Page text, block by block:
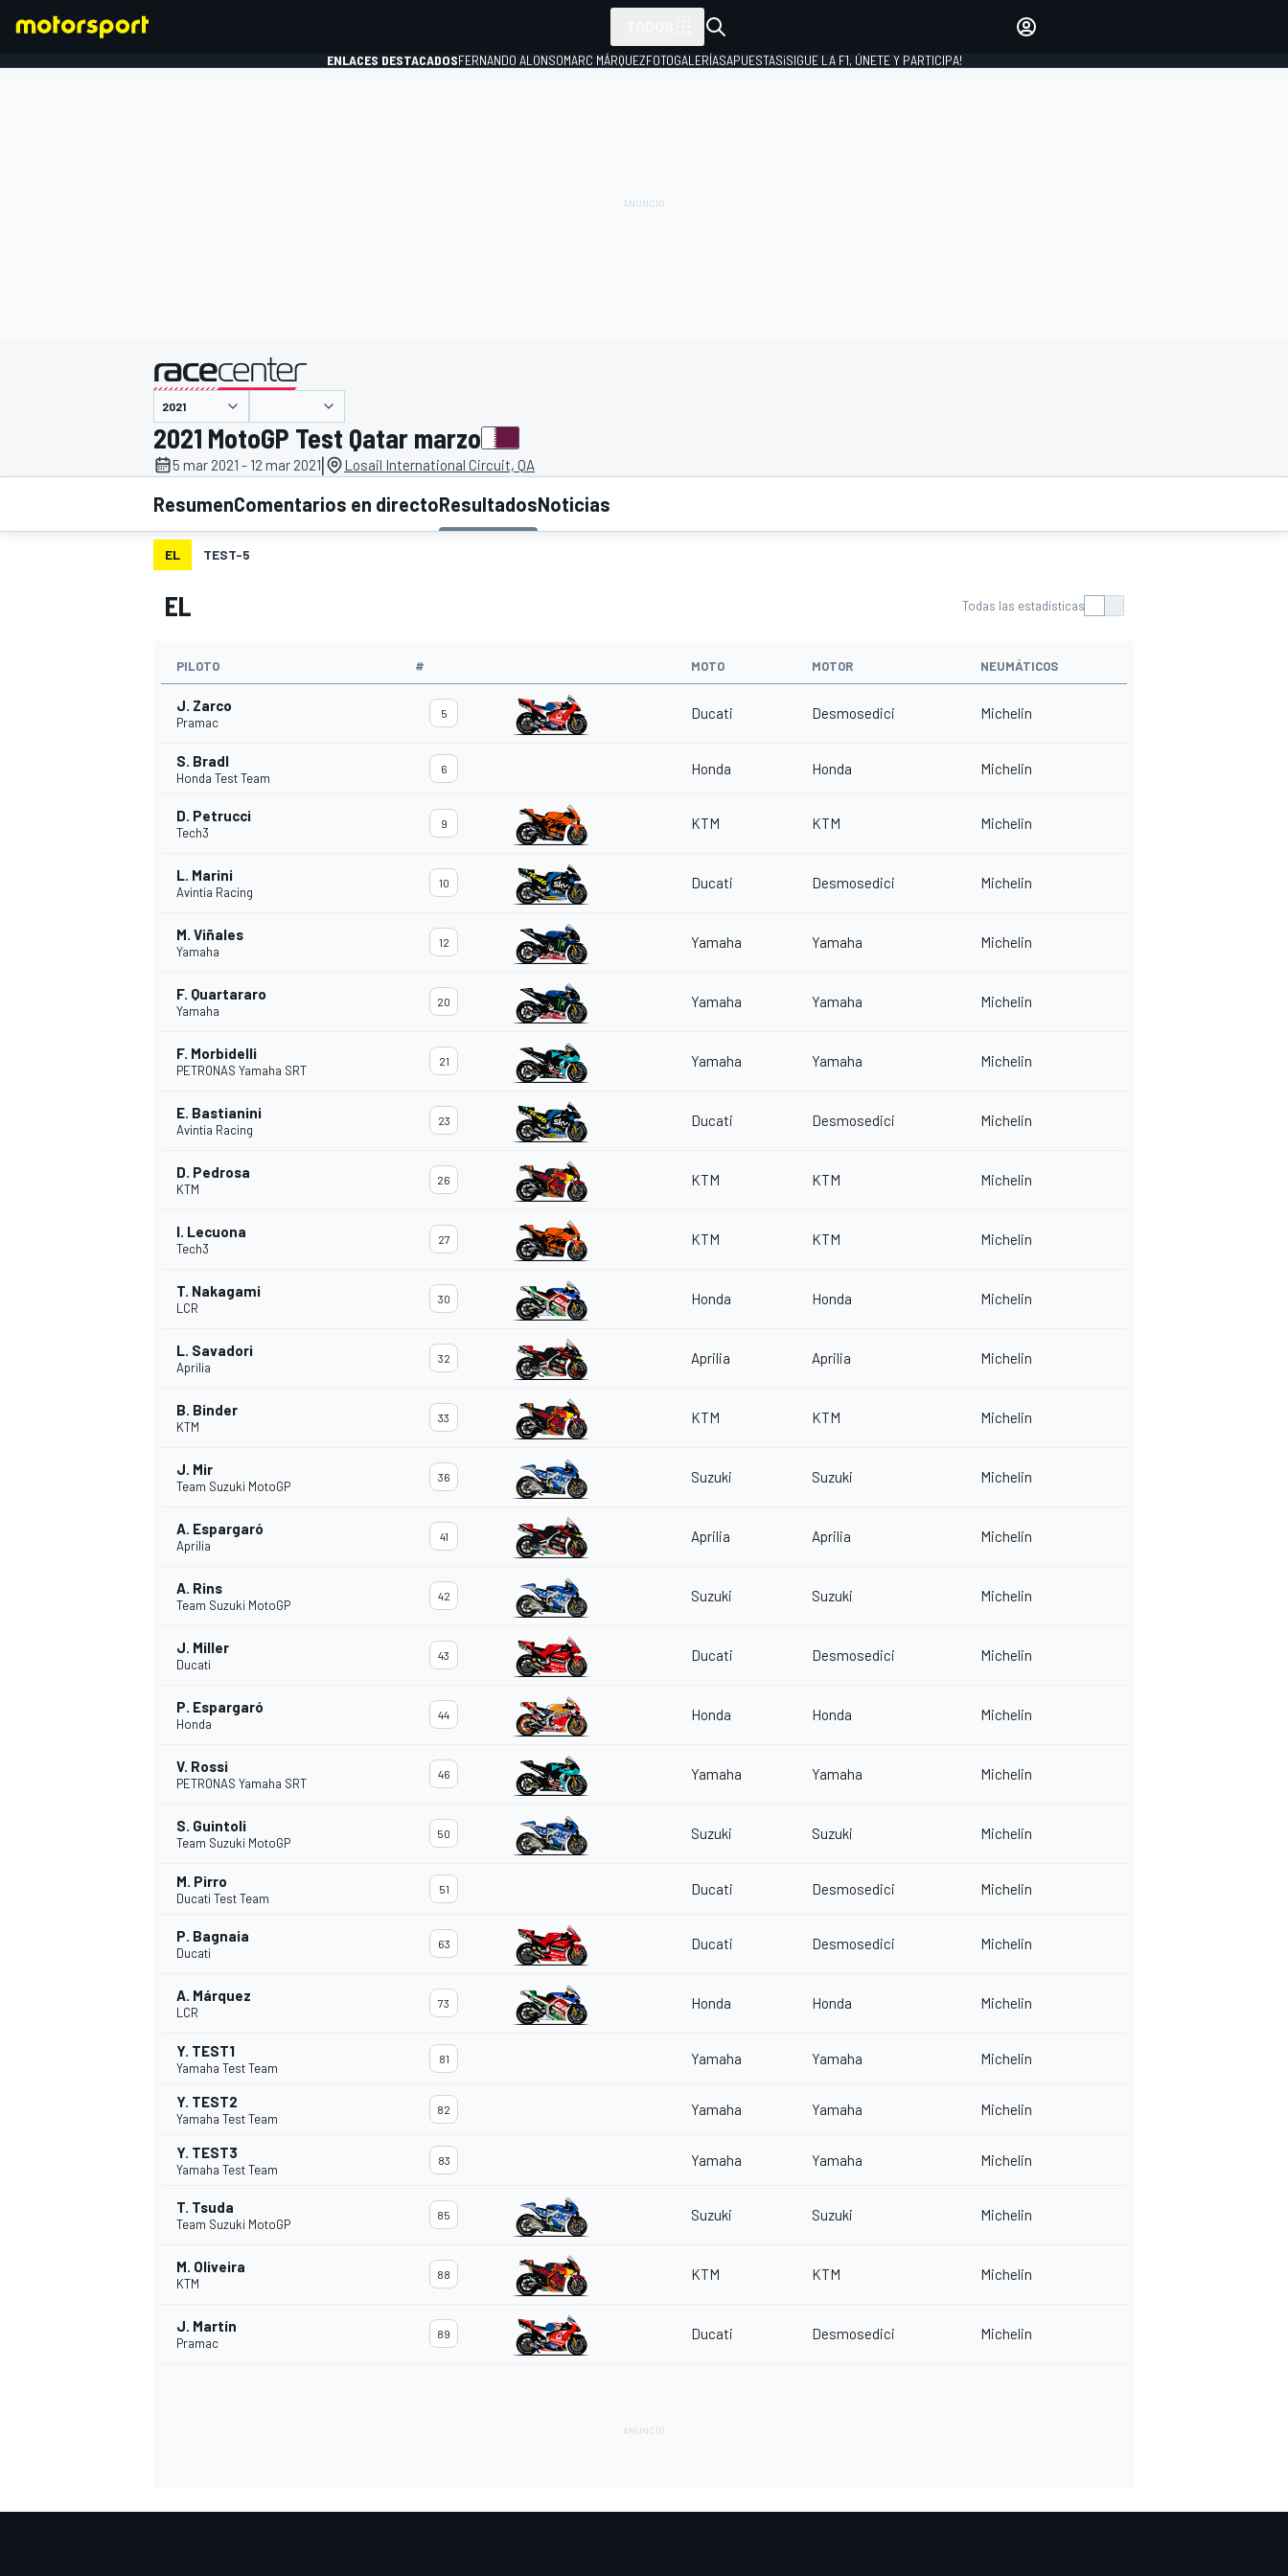
INDYCAR WRC
WEC
ENLACES DESTACADOSFERNANDO ALONSOMARC MÁRQUEZFOTOGALERÍASAPUESTAS¡SIGUE LA F1, ÚNETE Y PARTICIPA!
presentado por
2021 MotoGP Test Qatar marzo
5 mar 2021 - 12 mar 2021| Losail International Circuit, QA
ResumenComentarios en directoResultadosNoticias
EL TEST-5
EL Todas las estadísticas
PILOTO # MOTO MOTOR NEUMÁTICOS
J. Zarco
Pramac
5 Ducati Desmosedici Michelin
S. Bradl
Honda Test Team
6 Honda Honda Michelin
D. Petrucci
Tech3
9 KTM KTM Michelin
L. Marini
Avintia Racing
10 Ducati Desmosedici Michelin
M. Viñales
Yamaha
12 Yamaha Yamaha Michelin
F. Quartararo
Yamaha
20 Yamaha Yamaha Michelin
F. Morbidelli
PETRONAS Yamaha SRT
21 Yamaha Yamaha Michelin
E. Bastianini
Avintia Racing
23 Ducati Desmosedici Michelin
D. Pedrosa
KTM
26 KTM KTM Michelin
I. Lecuona
Tech3
27 KTM KTM Michelin
T. Nakagami
LCR
30 Honda Honda Michelin
L. Savadori
Aprilia
32 Aprilia Aprilia Michelin
B. Binder
KTM
33 KTM KTM Michelin
J. Mir
Team Suzuki MotoGP
36 Suzuki Suzuki Michelin
A. Espargaró
Aprilia
41 Aprilia Aprilia Michelin
A. Rins
Team Suzuki MotoGP
42 Suzuki Suzuki Michelin
J. Miller
Ducati
43 Ducati Desmosedici Michelin
P. Espargaró
Honda
44 Honda Honda Michelin
V. Rossi
PETRONAS Yamaha SRT
46 Yamaha Yamaha Michelin
S. Guintoli
Team Suzuki MotoGP
50 Suzuki Suzuki Michelin
M. Pirro
Ducati Test Team
51 Ducati Desmosedici Michelin
P. Bagnaia
Ducati
63 Ducati Desmosedici Michelin
A. Márquez
LCR
73 Honda Honda Michelin
Y. TEST1
Yamaha Test Team
81 Yamaha Yamaha Michelin
Y. TEST2
Yamaha Test Team
82 Yamaha Yamaha Michelin
Y. TEST3
Yamaha Test Team
83 Yamaha Yamaha Michelin
T. Tsuda
Team Suzuki MotoGP
85 Suzuki Suzuki Michelin
M. Oliveira
KTM
88 KTM KTM Michelin
J. Martín
Pramac
89 Ducati Desmosedici Michelin